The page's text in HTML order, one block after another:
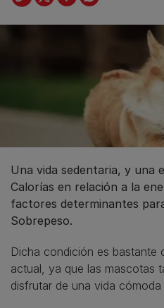
Una vida sedentaria, y una
Calorías en relación a la
factores determinantes
Sobrepeso.
Dicha condición es bastante
actual, ya que las mascotas
disfrutar de una vida